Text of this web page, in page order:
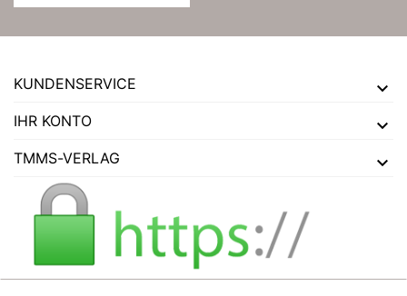
KUNDENSERVICE
IHR KONTO
TMMS-VERLAG